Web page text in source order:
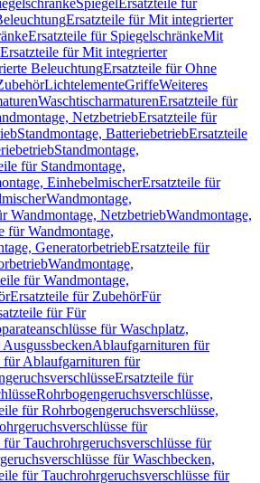
Spiegel Ersatzteile für
Ersatzteile für Mit integrierter
Ersatzteile für SpiegelschränkeMit
Ersatzteile für Mit integrierter
BeleuchtungErsatzteile für Ohne
LichtelementeGriffeWeiteres
WaschtischarmaturenErsatzteile für
NetzbetriebErsatzteile für
Standmontage, BatteriebetriebErsatzteile
Standmontage,
für Standmontage,
EinhebelmischerErsatzteile für
Wandmontage,
Wandmontage, NetzbetriebWandmontage,
für Wandmontage,
GeneratorbetriebErsatzteile für
Wandmontage,
für Wandmontage,
Ersatzteile für ZubehörFür
für Für
für Waschplatz,
Ablaufgarnituren für
für Ablaufgarnituren für
Ersatzteile für
Rohrbogengeruchsverschlüsse,
für Rohrbogengeruchsverschlüsse,
für
für Tauchrohrgeruchsverschlüsse für
für Waschbecken,
für Tauchrohrgeruchsverschlüsse für